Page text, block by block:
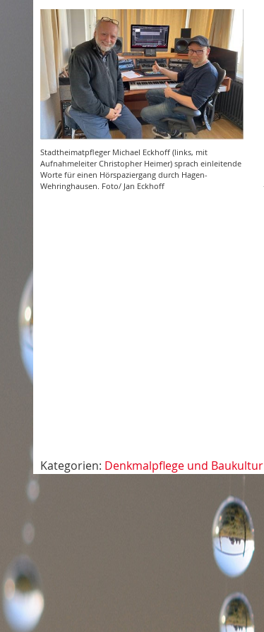
Stadtheimatpfleger Michael Eckhoff (links, mit
Aufnahmeleiter Christopher Heimer) sprach einleitende
Worte für einen Hörspaziergang durch Hagen-
Wehringhausen. Foto/ Jan Eckhoff
Kategorien: Denkmalpflege und Baukultur